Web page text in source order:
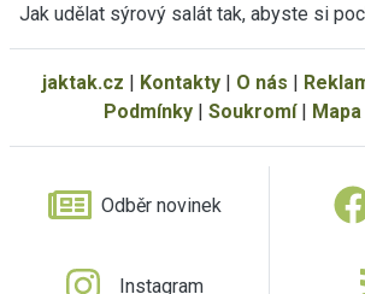
Jak udělat sýrový salát tak, abyste si
jaktak.cz | Kontakty| O nás |
Podmínky| Soukromí|
Odběr novinek
Instagram